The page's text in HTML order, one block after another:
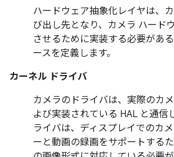
ハードウェア抽象化レイヤは、
び出し先となり、カメラ ハード
させるために実装する必要があ
ースを定義します。
カーネル ドライバ
カメラのドライバは、実際のカ
よび実装されている HAL と通信
ライバは、ディスプレイでのカ
ーと動画の録画をサポートする